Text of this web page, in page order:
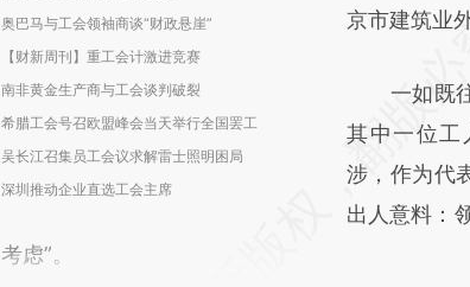
奥巴马与工会领袖商谈“财政悬崖”
【财新周刊】重工会计激进竞赛
南非黄金生产商与工会谈判破裂
希腊工会号召欧盟峰会当天举行全国罢工
吴长江召集员工会议求解雷士照明困局
深圳推动企业直选工会主席
京市建筑业
一如既往
其中一位工
涉，作为代
出人意料：
考虑”。